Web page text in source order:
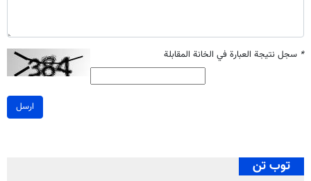
* سجل نتيجة العبارة في الخانة المقابلة
ارسل
توب تن